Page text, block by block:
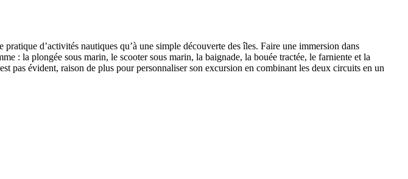
d’activités nautiques qu’à une simple découverte des îles. Faire une immersion dans
: la plongée sous marin, le scooter sous marin, la baignade, la bouée tractée, le farniente et la
pas évident, raison de plus pour personnaliser son excursion en combinant les deux circuits en un